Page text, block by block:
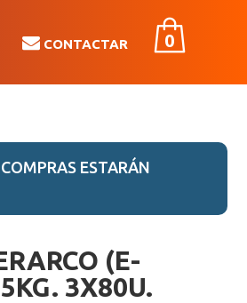
CONTACTAR
ESTARÁN
(E-
3X80U.
0